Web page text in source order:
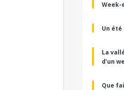
Week-
Un été
La
d’un
Que